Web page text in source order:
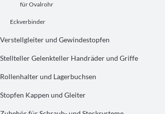
für Ovalrohr
Eckverbinder
Verstellgleiter und Gewindestopfen
Stellteller Gelenkteller Handräder und Griffe
Rollenhalter und Lagerbuchsen
Stopfen Kappen und Gleiter